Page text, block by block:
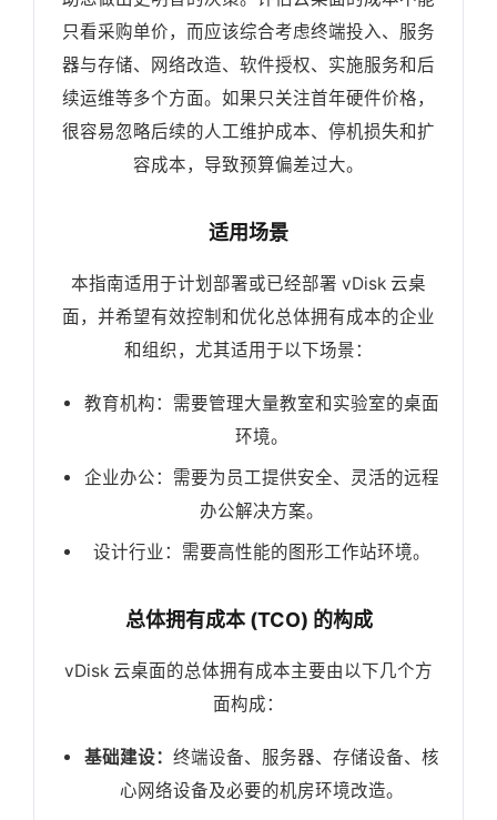
只看采购单价，而应该综合考虑终端投入、服务
器与存储、网络改造、软件授权、实施服务和后
续运维等多个方面。如果只关注首年硬件价格，
很容易忽略后续的人工维护成本、停机损失和扩
容成本，导致预算偏差过大。
适用场景
本指南适用于计划部署或已经部署 vDisk 云桌
面，并希望有效控制和优化总体拥有成本的企业
和组织，尤其适用于以下场景：
教育机构：需要管理大量教室和实验室的桌面
环境。
企业办公：需要为员工提供安全、灵活的远程
办公解决方案。
设计行业：需要高性能的图形工作站环境。
总体拥有成本 (TCO) 的构成
vDisk 云桌面的总体拥有成本主要由以下几个方
面构成：
基础建设： 终端设备、服务器、存储设备、核
心网络设备及必要的机房环境改造。